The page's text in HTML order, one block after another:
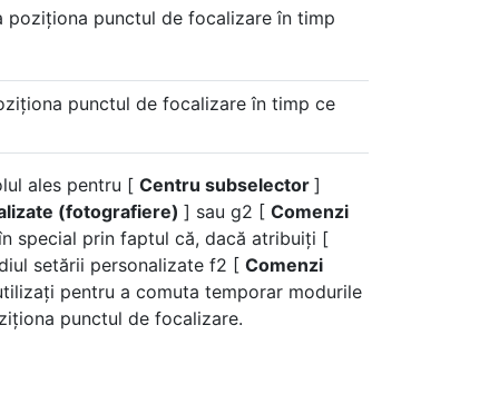
punctul de focalizare în timp
punctul de focalizare în timp ce
ales pentru [ Centru subselector ]
(fotografiere) ] sau g2 [ Comenzi
special prin faptul că, dacă atribuiți [
setării personalizate f2 [ Comenzi
pentru a comuta temporar modurile
punctul de focalizare.